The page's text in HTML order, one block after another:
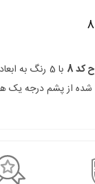
8